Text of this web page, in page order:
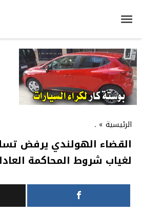
الرئيسية »
.
القضاء الهولندي يرفض
لغياب شروط المحاكمة